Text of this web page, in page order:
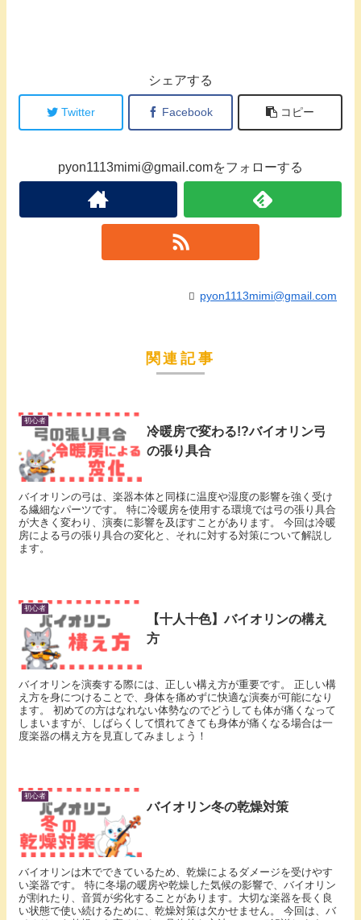
シェアする
Twitter Facebook コピー
pyon1113mimi@gmail.comをフォローする
pyon1113mimi@gmail.com
関連記事
初心者
冷暖房で変わる!?バイオリン弓
の張り具合
バイオリンの弓は、楽器本体と同様に温度や湿度の影響を強く受け
る繊細なパーツです。 特に冷暖房を使用する環境では弓の張り具合
が大きく変わり、演奏に影響を及ぼすことがあります。 今回は冷暖
房による弓の張り具合の変化と、それに対する対策について解説し
ます。
初心者
【十人十色】バイオリンの構え
方
バイオリンを演奏する際には、正しい構え方が重要です。 正しい構
え方を身につけることで、身体を痛めずに快適な演奏が可能になり
ます。 初めての方はなれない体勢なのでどうしても体が痛くなって
しまいますが、しばらくして慣れてきても身体が痛くなる場合は一
度楽器の構え方を見直してみましょう！
初心者
バイオリン冬の乾燥対策
バイオリンは木でできているため、乾燥によるダメージを受けやす
い楽器です。 特に冬場の暖房や乾燥した気候の影響で、バイオリン
が割れたり、音質が劣化することがあります。大切な楽器を長く良
い状態で使い続けるために、乾燥対策は欠かせません。 今回は、バ